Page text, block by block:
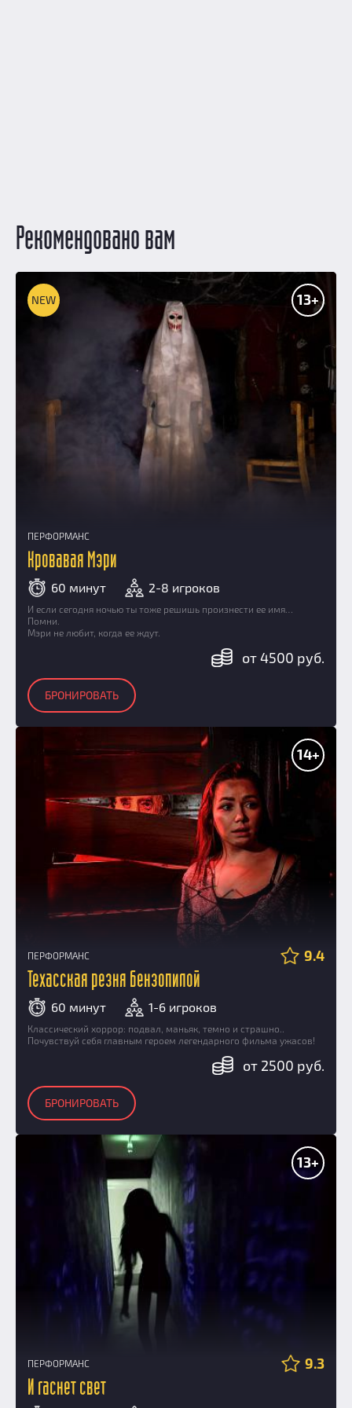
Рекомендовано вам
13+
NEW
ПЕРФОРМАНС
Кровавая Мэри
60 минут 2-8 игроков
И если сегодня ночью ты тоже решишь произнести ее имя…
Помни.
Мэри не любит, когда ее ждут.
от 4500 руб.
БРОНИРОВАТЬ
14+
ПЕРФОРМАНС 9.4
Техасская резня бензопилой
60 минут 1-6 игроков
Классический хоррор: подвал, маньяк, темно и страшно..
Почувствуй себя главным героем легендарного фильма ужасов!
от 2500 руб.
БРОНИРОВАТЬ
13+
ПЕРФОРМАНС 9.3
И гаснет свет